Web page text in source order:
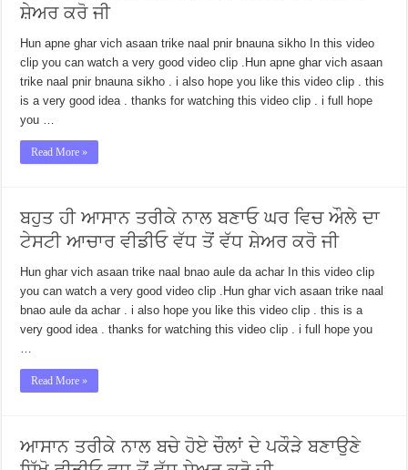
ਸ਼ੇਅਰ ਕਰੋ ਜੀ
Hun apne ghar vich asaan trike naal pnir bnauna sikho In this video
clip you can watch a very good video clip .Hun apne ghar vich asaan
trike naal pnir bnauna sikho . i also hope you like this video clip . this
is a very good idea . thanks for watching this video clip . i full hope
you …
Read More »
ਬਹੁਤ ਹੀ ਆਸਾਨ ਤਰੀਕੇ ਨਾਲ ਬਣਾਓ ਘਰ ਵਿਚ ਔਲੇ ਦਾ
ਟੇਸਟੀ ਆਚਾਰ ਵੀਡੀਓ ਵੱਧ ਤੋਂ ਵੱਧ ਸ਼ੇਅਰ ਕਰੋ ਜੀ
Hun ghar vich asaan trike naal bnao aule da achar In this video clip
you can watch a very good video clip .Hun ghar vich asaan trike naal
bnao aule da achar . i also hope you like this video clip . this is a
very good idea . thanks for watching this video clip . i full hope you
Read More »
ਆਸਾਨ ਤਰੀਕੇ ਨਾਲ ਬਚੇ ਹੋਏ ਚੌਲਾਂ ਦੇ ਪਕੌੜੇ ਬਣਾਉਣੇ